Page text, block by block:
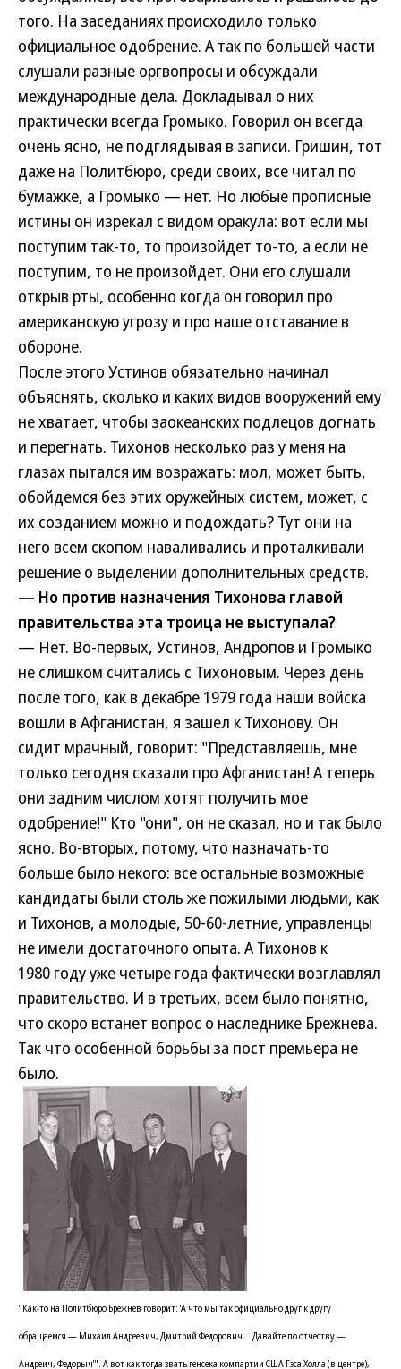
того. На заседаниях происходило только
официальное одобрение. А так по большей части
слушали разные оргвопросы и обсуждали
международные дела. Докладывал о них
практически всегда Громыко. Говорил он всегда
очень ясно, не подглядывая в записи. Гришин, тот
даже на Политбюро, среди своих, все читал по
бумажке, а Громыко — нет. Но любые прописные
истины он изрекал с видом оракула: вот если мы
поступим так-то, то произойдет то-то, а если не
поступим, то не произойдет. Они его слушали
открыв рты, особенно когда он говорил про
американскую угрозу и про наше отставание в
обороне.
После этого Устинов обязательно начинал
объяснять, сколько и каких видов вооружений ему
не хватает, чтобы заокеанских подлецов догнать
и перегнать. Тихонов несколько раз у меня на
глазах пытался им возражать: мол, может быть,
обойдемся без этих оружейных систем, может, с
их созданием можно и подождать? Тут они на
него всем скопом наваливались и проталкивали
решение о выделении дополнительных средств.
— Но против назначения Тихонова главой
правительства эта троица не выступала?
— Нет. Во-первых, Устинов, Андропов и Громыко
не слишком считались с Тихоновым. Через день
после того, как в декабре 1979 года наши войска
вошли в Афганистан, я зашел к Тихонову. Он
сидит мрачный, говорит: "Представляешь, мне
только сегодня сказали про Афганистан! А теперь
они задним числом хотят получить мое
одобрение!" Кто "они", он не сказал, но и так было
ясно. Во-вторых, потому, что назначать-то
больше было некого: все остальные возможные
кандидаты были столь же пожилыми людьми, как
и Тихонов, а молодые, 50-60-летние, управленцы
не имели достаточного опыта. А Тихонов к
1980 году уже четыре года фактически возглавлял
правительство. И в третьих, всем было понятно,
что скоро встанет вопрос о наследнике Брежнева.
Так что особенной борьбы за пост премьера не
было.
"Как-то на Политбюро Брежнев говорит: 'А что мы так официально друг к другу
обращаемся — Михаил Андреевич, Дмитрий Федорович... Давайте по отчеству —
Андреич, Федорыч'". А вот как тогда звать генсека компартии США Гэса Холла (в центре),